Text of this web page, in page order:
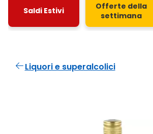
Saldi Estivi
Offerte della
settimana
Liquori e superalcolici